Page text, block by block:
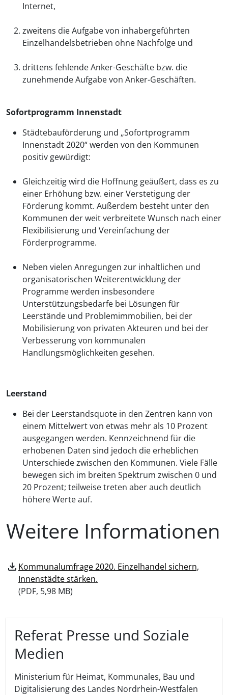
Internet,
zweitens die Aufgabe von inhabergeführten
Einzelhandelsbetrieben ohne Nachfolge und
drittens fehlende Anker-Geschäfte bzw. die
zunehmende Aufgabe von Anker-Geschäften.
Sofortprogramm Innenstadt
Städtebauförderung und „Sofortprogramm
Innenstadt 2020“ werden von den Kommunen
positiv gewürdigt:
Gleichzeitig wird die Hoffnung geäußert, dass es zu
einer Erhöhung bzw. einer Verstetigung der
Förderung kommt. Außerdem besteht unter den
Kommunen der weit verbreitete Wunsch nach einer
Flexibilisierung und Vereinfachung der
Förderprogramme.
Neben vielen Anregungen zur inhaltlichen und
organisatorischen Weiterentwicklung der
Programme werden insbesondere
Unterstützungsbedarfe bei Lösungen für
Leerstände und Problemimmobilien, bei der
Mobilisierung von privaten Akteuren und bei der
Verbesserung von kommunalen
Handlungsmöglichkeiten gesehen.
Leerstand
Bei der Leerstandsquote in den Zentren kann von
einem Mittelwert von etwas mehr als 10 Prozent
ausgegangen werden. Kennzeichnend für die
erhobenen Daten sind jedoch die erheblichen
Unterschiede zwischen den Kommunen. Viele Fälle
bewegen sich im breiten Spektrum zwischen 0 und
20 Prozent; teilweise treten aber auch deutlich
höhere Werte auf.
Weitere Informationen
download Kommunalumfrage 2020. Einzelhandel sichern,
Innenstädte stärken.
(PDF, 5,98 MB)
Referat Presse und Soziale
Medien
Ministerium für Heimat, Kommunales, Bau und
Digitalisierung des Landes Nordrhein-Westfalen